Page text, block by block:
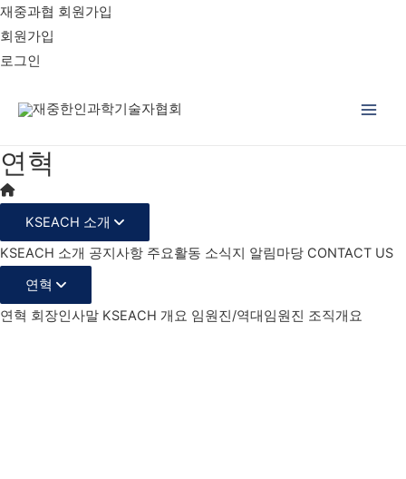
재중과협 회원가입
회원가입
로그인
연혁
KSEACH 소개
KSEACH 소개 공지사항 주요활동 소식지 알림마당 CONTACT US
연혁
연혁 회장인사말 KSEACH 개요 임원진/역대임원진 조직개요